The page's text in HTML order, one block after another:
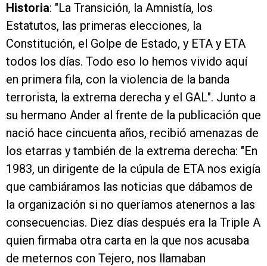
Historia: "La Transición, la Amnistía, los
Estatutos, las primeras elecciones, la
Constitución, el Golpe de Estado, y ETA y ETA
todos los días. Todo eso lo hemos vivido aquí
en primera fila, con la violencia de la banda
terrorista, la extrema derecha y el GAL". Junto a
su hermano Ander al frente de la publicación que
nació hace cincuenta años, recibió amenazas de
los etarras y también de la extrema derecha: "En
1983, un dirigente de la cúpula de ETA nos exigía
que cambiáramos las noticias que dábamos de
la organización si no queríamos atenernos a las
consecuencias. Diez días después era la Triple A
quien firmaba otra carta en la que nos acusaba
de meternos con Tejero, nos llamaban